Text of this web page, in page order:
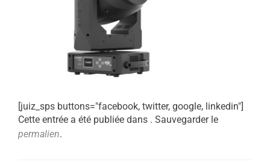
[juiz_sps buttons="facebook, twitter, google, linkedin"]
Cette entrée a été publiée dans . Sauvegarder le
permalien.